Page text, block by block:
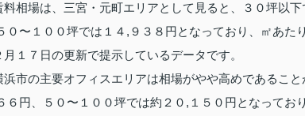
相場は、三宮・元町エリアとして見ると、３０坪以
０〜１００坪では１４,９３８円となっており、㎡あた
１７日の更新で提示しているデータです。
市の主要オフィスエリアは相場がやや高めであるこ
６円、５０〜１００坪では約２０,１５０円となってお